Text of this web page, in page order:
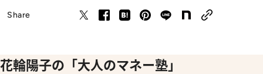
Share
花輪陽子の「大人のマネー塾」